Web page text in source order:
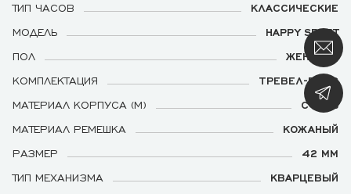
ТИП ЧАСОВ
КЛАССИЧЕСКИЕ
МОДЕЛЬ
HAPPY SPORT
ПОЛ
ЖЕНСКИЕ
КОМПЛЕКТАЦИЯ
ТРЕВЕЛ-БОКС
МАТЕРИАЛ КОРПУСА (М)
СТАЛЬ
МАТЕРИАЛ РЕМЕШКА
КОЖАНЫЙ
РАЗМЕР
42 ММ
ТИП МЕХАНИЗМА
КВАРЦЕВЫЙ